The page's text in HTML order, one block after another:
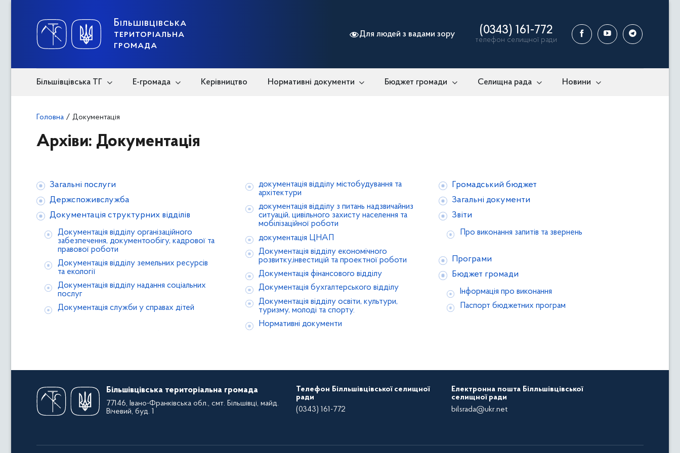
Більшівцівська
територіальна
громада
Для людей з вадами зору (0343) 161-772
телефон селищної ради
Більшівцівська ТГ Е-громада Керівництво Нормативні документи Бюджет громади Селищна рада Новини
Головна / Документація
Архіви: Документація
Загальні послуги
Держспоживслужба
Документація структурних відділів
Документація відділу організаційного
забезпечення, документообігу, кадрової та
правової роботи
Документація відділу земельних ресурсів
та екології
Документація відділу надання соціальних
послуг
Документація служби у справах дітей
документація відділу містобудування та
архітектури
документація відділу з питань надзвичайниз
ситуацій, цивільного захисту населення та
мобілізаційної роботи
документація ЦНАП
Документація відділу економічного
розвитку,інвестицій та проектної роботи
Документація фінансового відділу
Документація бухгалтерського відділу
Документація відділу освіти, культури,
туризму, молоді та спорту.
Нормативні документи
Громадський бюджет
Загальні документи
Звіти
Про виконання запитів та звернень
Програми
Бюджет громади
Інформація про виконання
Паспорт бюджетних програм
Більшівцівська територіальна громада
77146, Івано-Франківська обл., смт. Більшівці, майд.
Вічевий, буд. 1
Телефон Білльшівцівської селищної
ради
(0343) 161-772
Електронна пошта Білльшівцівської
селищної ради
bilsrada@ukr.net